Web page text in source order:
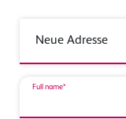
Full name*